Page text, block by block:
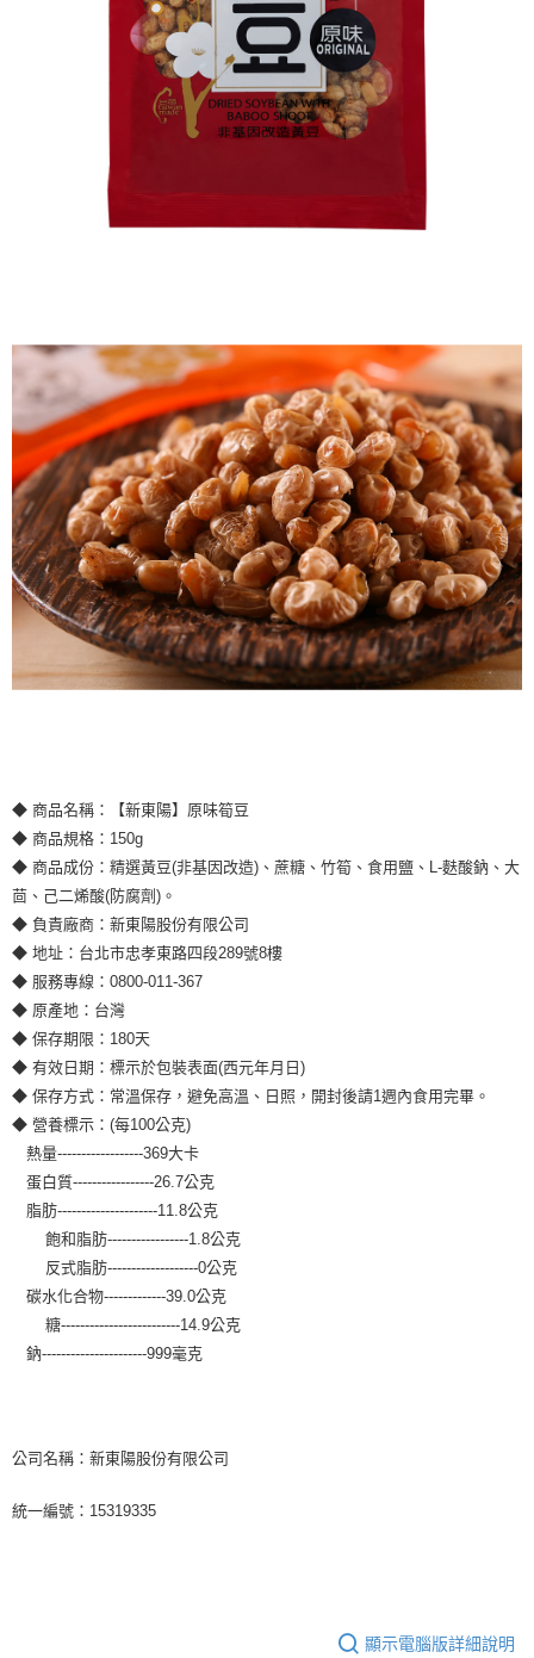
3.完整用戶服務條款，請詳閱以下連結：https://oppay.tw/userRule
https://netprotections.freshdesk.com/support/home
１．透過由恩沛科技股份有限公司提供之「AFTEE先享後付」服務完成之交
易，需依本服務之必要範圍內提供個人資料，並將交易相關給付款項請求債
權轉讓予恩沛科技股份有限公司。
２．關於個人資料處理事宜，請瀏覽以下網址：
https://aftee.tw/terms/#terms3
３．未成年的使用者請事先徵得法定代理人或監護人之同意方可使用
「AFTEE先享後付」，若未經同意申辦者引起之損失，本公司不負相關責
每筆NT$100，滿NT$1,000(含以上)免運費
◆ 商品名稱：【新東陽】原味筍豆
◆ 商品規格：150g
◆ 商品成份：精選黃豆(非基因改造)、蔗糖、竹筍、食用鹽、L-麩酸鈉、大
茴、己二烯酸(防腐劑)。
◆ 負責廠商：新東陽股份有限公司
◆ 地址：台北市忠孝東路四段289號8樓
◆ 服務專線：0800-011-367
◆ 原產地：台灣
◆ 保存期限：180天
◆ 有效日期：標示於包裝表面(西元年月日)
◆ 保存方式：常溫保存，避免高溫、日照，開封後請1週內食用完畢。
◆ 營養標示：(每100公克)
熱量------------------369大卡
蛋白質-----------------26.7公克
脂肪---------------------11.8公克
飽和脂肪-----------------1.8公克
反式脂肪-------------------0公克
碳水化合物-------------39.0公克
糖-------------------------14.9公克
鈉----------------------999毫克
公司名稱：新東陽股份有限公司
統一編號：15319335
顯示電腦版詳細說明